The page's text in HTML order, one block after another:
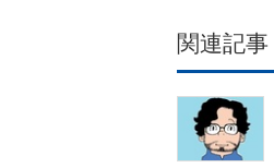
関連記事